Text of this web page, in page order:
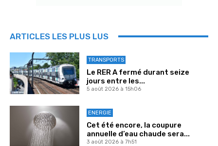
ARTICLES LES PLUS LUS
TRANSPORTS
Le RER A fermé durant seize
jours entre les...
5 août 2026 à 15h06
ENERGIE
Cet été encore, la coupure
annuelle d’eau chaude sera...
3 août 2026 à 7h51